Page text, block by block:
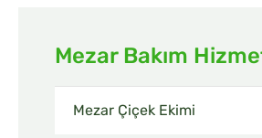
Mezar Bakım
Mezar Çiçek Ekimi